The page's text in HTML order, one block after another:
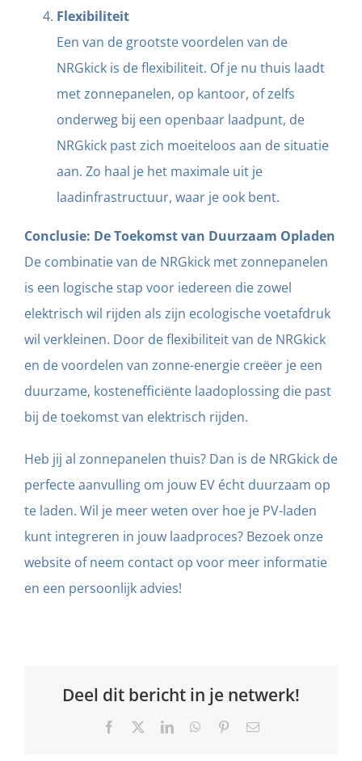
Flexibiliteit
Een van de grootste voordelen van de
NRGkick is de flexibiliteit. Of je nu thuis laadt
met zonnepanelen, op kantoor, of zelfs
onderweg bij een openbaar laadpunt, de
NRGkick past zich moeiteloos aan de situatie
aan. Zo haal je het maximale uit je
laadinfrastructuur, waar je ook bent.
Conclusie: De Toekomst van Duurzaam Opladen
De combinatie van de NRGkick met zonnepanelen
is een logische stap voor iedereen die zowel
elektrisch wil rijden als zijn ecologische voetafdruk
wil verkleinen. Door de flexibiliteit van de NRGkick
en de voordelen van zonne-energie creëer je een
duurzame, kostenefficiënte laadoplossing die past
bij de toekomst van elektrisch rijden.
Heb jij al zonnepanelen thuis? Dan is de NRGkick de
perfecte aanvulling om jouw EV écht duurzaam op
te laden. Wil je meer weten over hoe je PV-laden
kunt integreren in jouw laadproces? Bezoek onze
website of neem contact op voor meer informatie
en een persoonlijk advies!
Deel dit bericht in je netwerk!
Facebook LinkedInWhatsApp
PinterestEmail